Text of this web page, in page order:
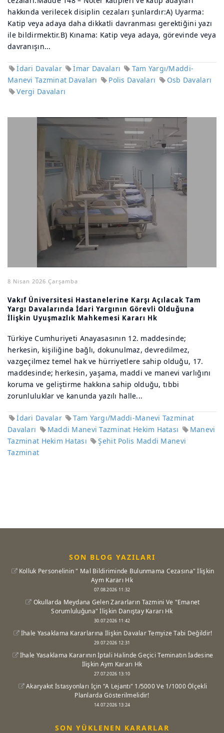
hakkında verilecek disiplin cezaları şunlardır:A) Uyarma:
Katip veya adaya daha dikkatli davranması gerektiğini yazı
ile bildirmektir.B) Kınama: Katip veya adaya, görevinde veya
davranışın...
İdari Davalar İmar Davaları
Tam Yargı/Maddi-
Manevi Tazminat Davaları
Polis Davaları
Osb Davaları
Vergi Davaları
8 Nisan 2026 Çarşamba
Vakıf Üniversitesi Hastanelerine Karşı Açılacak Tam
Yargı Davalarında İdari Yargının Görevli Olduğuna
İlişkin Uyuşmazlık Mahkemesi Kararı Hk
Türkiye Cumhuriyeti Anayasasının 12. maddesinde;
herkesin, kişiliğine bağlı, dokunulmaz, devredilmez,
vazgeçilmez temel hak ve hürriyetlere sahip olduğu, 17.
maddesinde; herkesin, yaşama, maddi ve manevi varlığını
koruma ve geliştirme hakkına sahip olduğu, tıbbi
zorunluluklar ve kanunda yazılı halle...
İdari Davalar
Tam Yargı/Maddi-Manevi Tazminat
Davaları
Maddi Manevi Tazminat Hekim Hatası
Manevi
Tazminat Hekim Hatası
Şehit Polis Maddi Manevi
Tazminat
SON BLOG YAZILARI
Kolluk Personelinin " Mal Bildiriminde Bulunmama Cezasına" İlişkin
Aym Kararı Hk
07.08.2026 11:32
Okullarda Meydana Gelen Zararların Tazmini Ve "Emanet
Sorumluluğuna" İlişkin Danıştay Kararı Hk
30.07.2026 11:42
İhale Yasaklama Kararlarına İlişkin Davalar Temyize Tabi Değildir!
29.07.2026 12:31
İhale Yasaklama Kararının İptali Halinde Geçici Teminatın İadesine
İlişkin Aym Kararı Hk
27.07.2026 13:10
Akaryakıt İstasyonları İçin "A Lejantı" 1/5000 Ve 1/1000 Ölçekli
Planlarda Gösterilmelidir!
14.07.2026 13:24
SON YÜKLENEN KARARLAR